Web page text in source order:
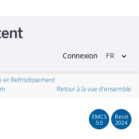
Connexion FR
et Refroidissement
Retour à la vue d'ensemble
EMCS
5.0
Revit
2024